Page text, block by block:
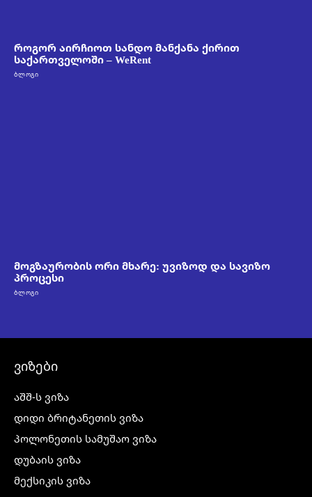
როგორ აირჩიოთ სანდო მანქანა ქირით
საქართველოში – WeRent
ᲑᲚᲝᲒᲘ
მოგზაურობის ორი მხარე: უვიზოდ და სავიზო
პროცესი
ᲑᲚᲝᲒᲘ
ვიზები
აშშ-ს ვიზა
დიდი ბრიტანეთის ვიზა
პოლონეთის სამუშაო ვიზა
დუბაის ვიზა
მექსიკის ვიზა